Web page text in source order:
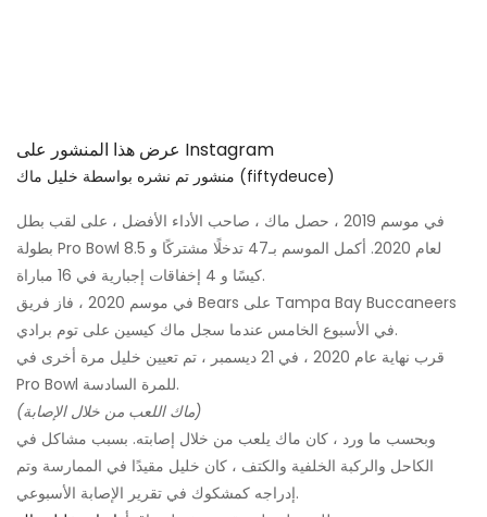
عرض هذا المنشور على Instagram
منشور تم نشره بواسطة خليل ماك (fiftydeuce)
في موسم 2019 ، حصل ماك ، صاحب الأداء الأفضل ، على لقب بطل
بطولة Pro Bowl لعام 2020. أكمل الموسم بـ47 تدخلًا مشتركًا و 8.5
كيسًا و 4 إخفاقات إجبارية في 16 مباراة.
في موسم 2020 ، فاز فريق Bears على Tampa Bay Buccaneers
في الأسبوع الخامس عندما سجل ماك كيسين على توم برادي.
قرب نهاية عام 2020 ، في 21 ديسمبر ، تم تعيين خليل مرة أخرى في
Pro Bowl للمرة السادسة.
(ماك اللعب من خلال الإصابة)
وبحسب ما ورد ، كان ماك يلعب من خلال إصابته. بسبب مشاكل في
الكاحل والركبة الخلفية والكتف ، كان خليل مقيدًا في الممارسة وتم
إدراجه كمشكوك في تقرير الإصابة الأسبوعي.